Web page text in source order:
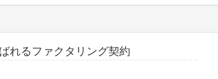
れるファクタリング契約